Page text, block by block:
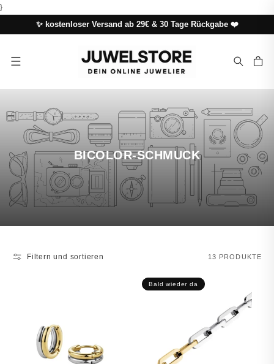
}
INHALT✨ kostenloser Versand ab 29€ & 30 Tage Rückgabe ❤️
BICOLOR-SCHMUCK
Filtern und sortieren 13 PRODUKTE
Bald wieder da